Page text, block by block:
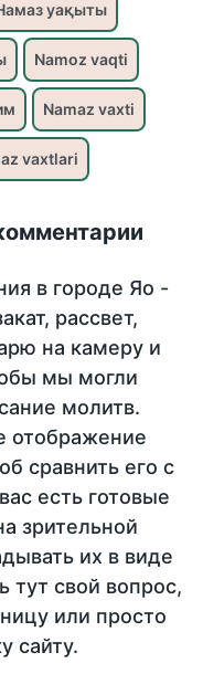
уақыты
Namoz vaqti
Namaz vaxti
vaxtlari
в городе Яо -
рассвет,
на камеру и
мы могли
молитв.
отображение
сравнить его с
есть готовые
зрительной
их в виде
тут свой вопрос,
или просто
сайту.